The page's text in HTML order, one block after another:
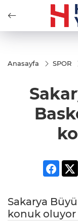
Anasayfa SPOR
Sakarya
konuk oluyor